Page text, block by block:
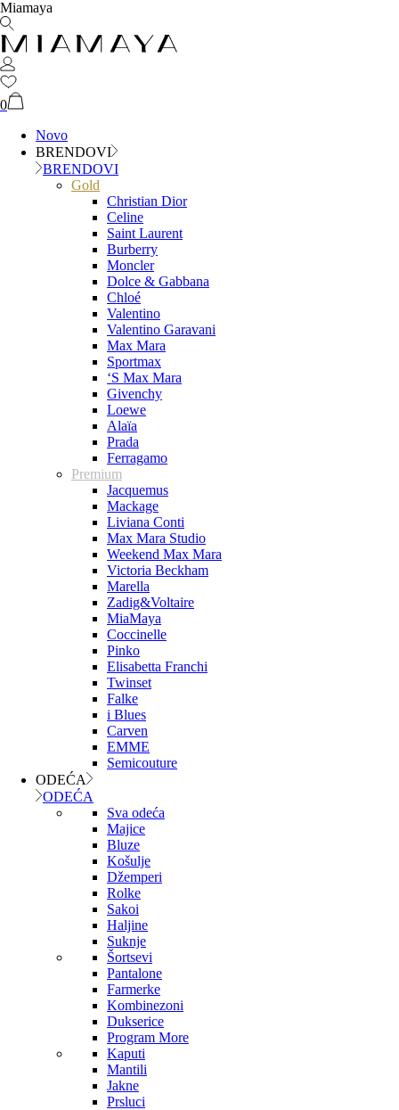
Miamaya
0
Novo
BRENDOVI
BRENDOVI
Gold
Christian Dior
Celine
Saint Laurent
Burberry
Moncler
Dolce & Gabbana
Chloé
Valentino
Valentino Garavani
Max Mara
Sportmax
‘S Max Mara
Givenchy
Loewe
Alaïa
Prada
Ferragamo
Premium
Jacquemus
Mackage
Liviana Conti
Max Mara Studio
Weekend Max Mara
Victoria Beckham
Marella
Zadig&Voltaire
MiaMaya
Coccinelle
Pinko
Elisabetta Franchi
Twinset
Falke
i Blues
Carven
EMME
Semicouture
ODEĆA
ODEĆA
Sva odeća
Majice
Bluze
Košulje
Džemperi
Rolke
Sakoi
Haljine
Suknje
Šortsevi
Pantalone
Farmerke
Kombinezoni
Dukserice
Program More
Kaputi
Mantili
Jakne
Prsluci